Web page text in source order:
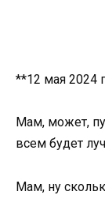
**12 мая 2024
Мам, может,
всем будет
Мам, ну